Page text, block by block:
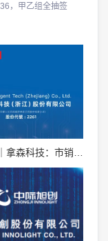
，甲乙组全抽签
港股打新｜拿森科技：市销率 9 倍，融资溢价 30%，能打吗？